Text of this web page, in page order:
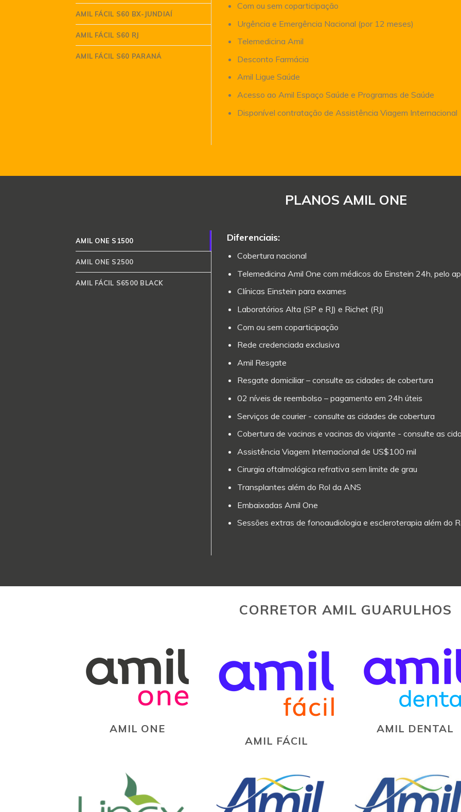
AMIL FÁCIL S60 BX-JUNDIAÍ
AMIL FÁCIL S60 RJ
AMIL FÁCIL S60 PARANÁ
Com ou sem coparticipação
Urgência e Emergência Nacional (por 12 meses)
Telemedicina Amil
Desconto Farmácia
Amil Ligue Saúde
Acesso ao Amil Espaço Saúde e Programas de Saúde
Disponível contratação de Assistência Viagem Internacional
PLANOS AMIL ONE
AMIL ONE S1500
AMIL ONE S2500
AMIL FÁCIL S6500 BLACK
Diferenciais:
Cobertura nacional
Telemedicina Amil One com médicos do Einstein 24h, pelo
Clínicas Einstein para exames
Laboratórios Alta (SP e RJ) e Richet (RJ)
Com ou sem coparticipação
Rede credenciada exclusiva
Amil Resgate
Resgate domiciliar – consulte as cidades de cobertura
02 níveis de reembolso – pagamento em 24h úteis
Serviços de courier - consulte as cidades de cobertura
Cobertura de vacinas e vacinas do viajante - consulte as
Assistência Viagem Internacional de US$100 mil
Cirurgia oftalmológica refrativa sem limite de grau
Transplantes além do Rol da ANS
Embaixadas Amil One
Sessões extras de fonoaudiologia e escleroterapia além do
CORRETOR AMIL GUARULHOS
AMIL ONE
AMIL FÁCIL
AMIL DENTAL